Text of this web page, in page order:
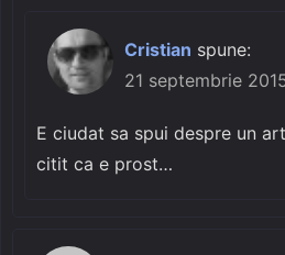
Cristian spune:
21 septembrie
E ciudat sa spui despre un
citit ca e prost…